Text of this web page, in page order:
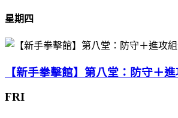
星期四
【新手拳擊館】第八堂：防守＋
FRI